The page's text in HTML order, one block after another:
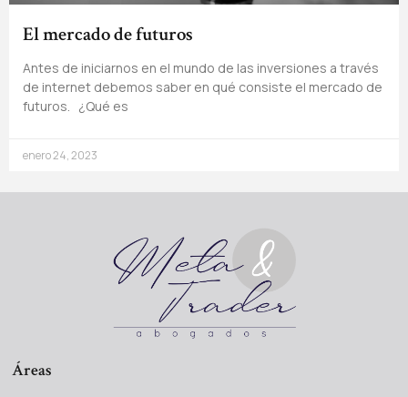
El mercado de futuros
Antes de iniciarnos en el mundo de las inversiones a través
de internet debemos saber en qué consiste el mercado de
futuros. ¿Qué es
enero 24, 2023
Áreas